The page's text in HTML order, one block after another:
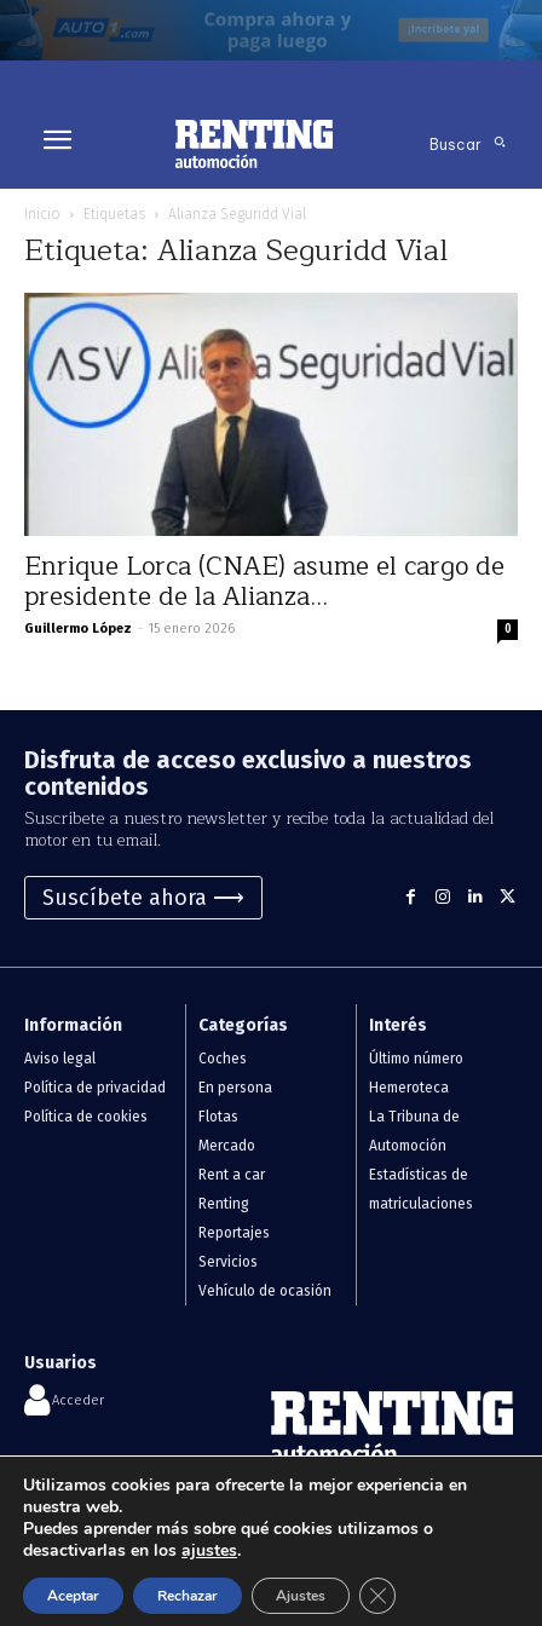
Buscar
Inicio Etiquetas Alianza Seguridd Vial
Etiqueta: Alianza Seguridd Vial
Enrique Lorca (CNAE) asume el cargo de
presidente de la Alianza...
Guillermo López - 15 enero 2026 0
Disfruta de acceso exclusivo a nuestros
contenidos
Suscríbete a nuestro newsletter y recibe toda la actualidad del
motor en tu email.
Suscíbete ahora ⟶
Información
Aviso legal
Política de privacidad
Política de cookies
Categorías
Coches
En persona
Flotas
Mercado
Rent a car
Renting
Reportajes
Servicios
Vehículo de ocasión
Interés
Último número
Hemeroteca
La Tribuna de
Automoción
Estadísticas de
matriculaciones
Usuarios
Acceder
info@renting-automocion.com
Flotas, renting y vehículos de
Utilizamos cookies para ofrecerte la mejor experiencia en
nuestra web.
Puedes aprender más sobre qué cookies utilizamos o
desactivarlas en los ajustes.
Aceptar Rechazar Ajustes Cerrar el banner de